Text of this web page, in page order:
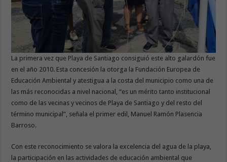
La primera vez que Playa de Santiago consiguió este alto galardón fue
en el año 2010. Esta concesión la otorga la Fundación Europea de
Educación Ambiental y atestigua a la costa del municipio como una de
las más reconocidas a nivel nacional, “es un mérito tanto institucional
como de las vecinas y vecinos de Playa de Santiago y del resto del
término municipal”, señala el primer edil, Manuel Ramón Plasencia
Barroso.
Con este reconocimiento se valora la excelencia del agua de la playa,
la participación en las actividades de educación ambiental que